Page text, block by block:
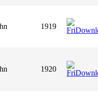
1919
1920